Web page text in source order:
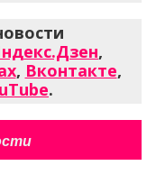
,
, Вконтакте,
.